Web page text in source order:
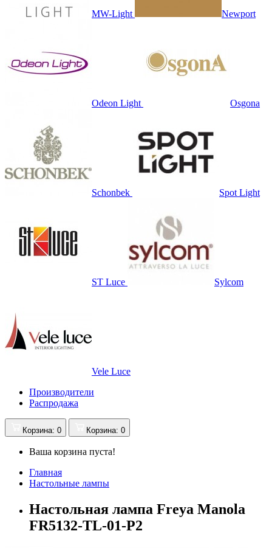
MW-Light Newport
Odeon Light Osgona
Schonbek Spot Light
ST Luce Sylcom
Vele Luce
Производители
Распродажа
Корзина: 0 Корзина: 0
Ваша корзина пуста!
Главная
Настольные лампы
Настольная лампа Freya Manola
FR5132-TL-01-P2